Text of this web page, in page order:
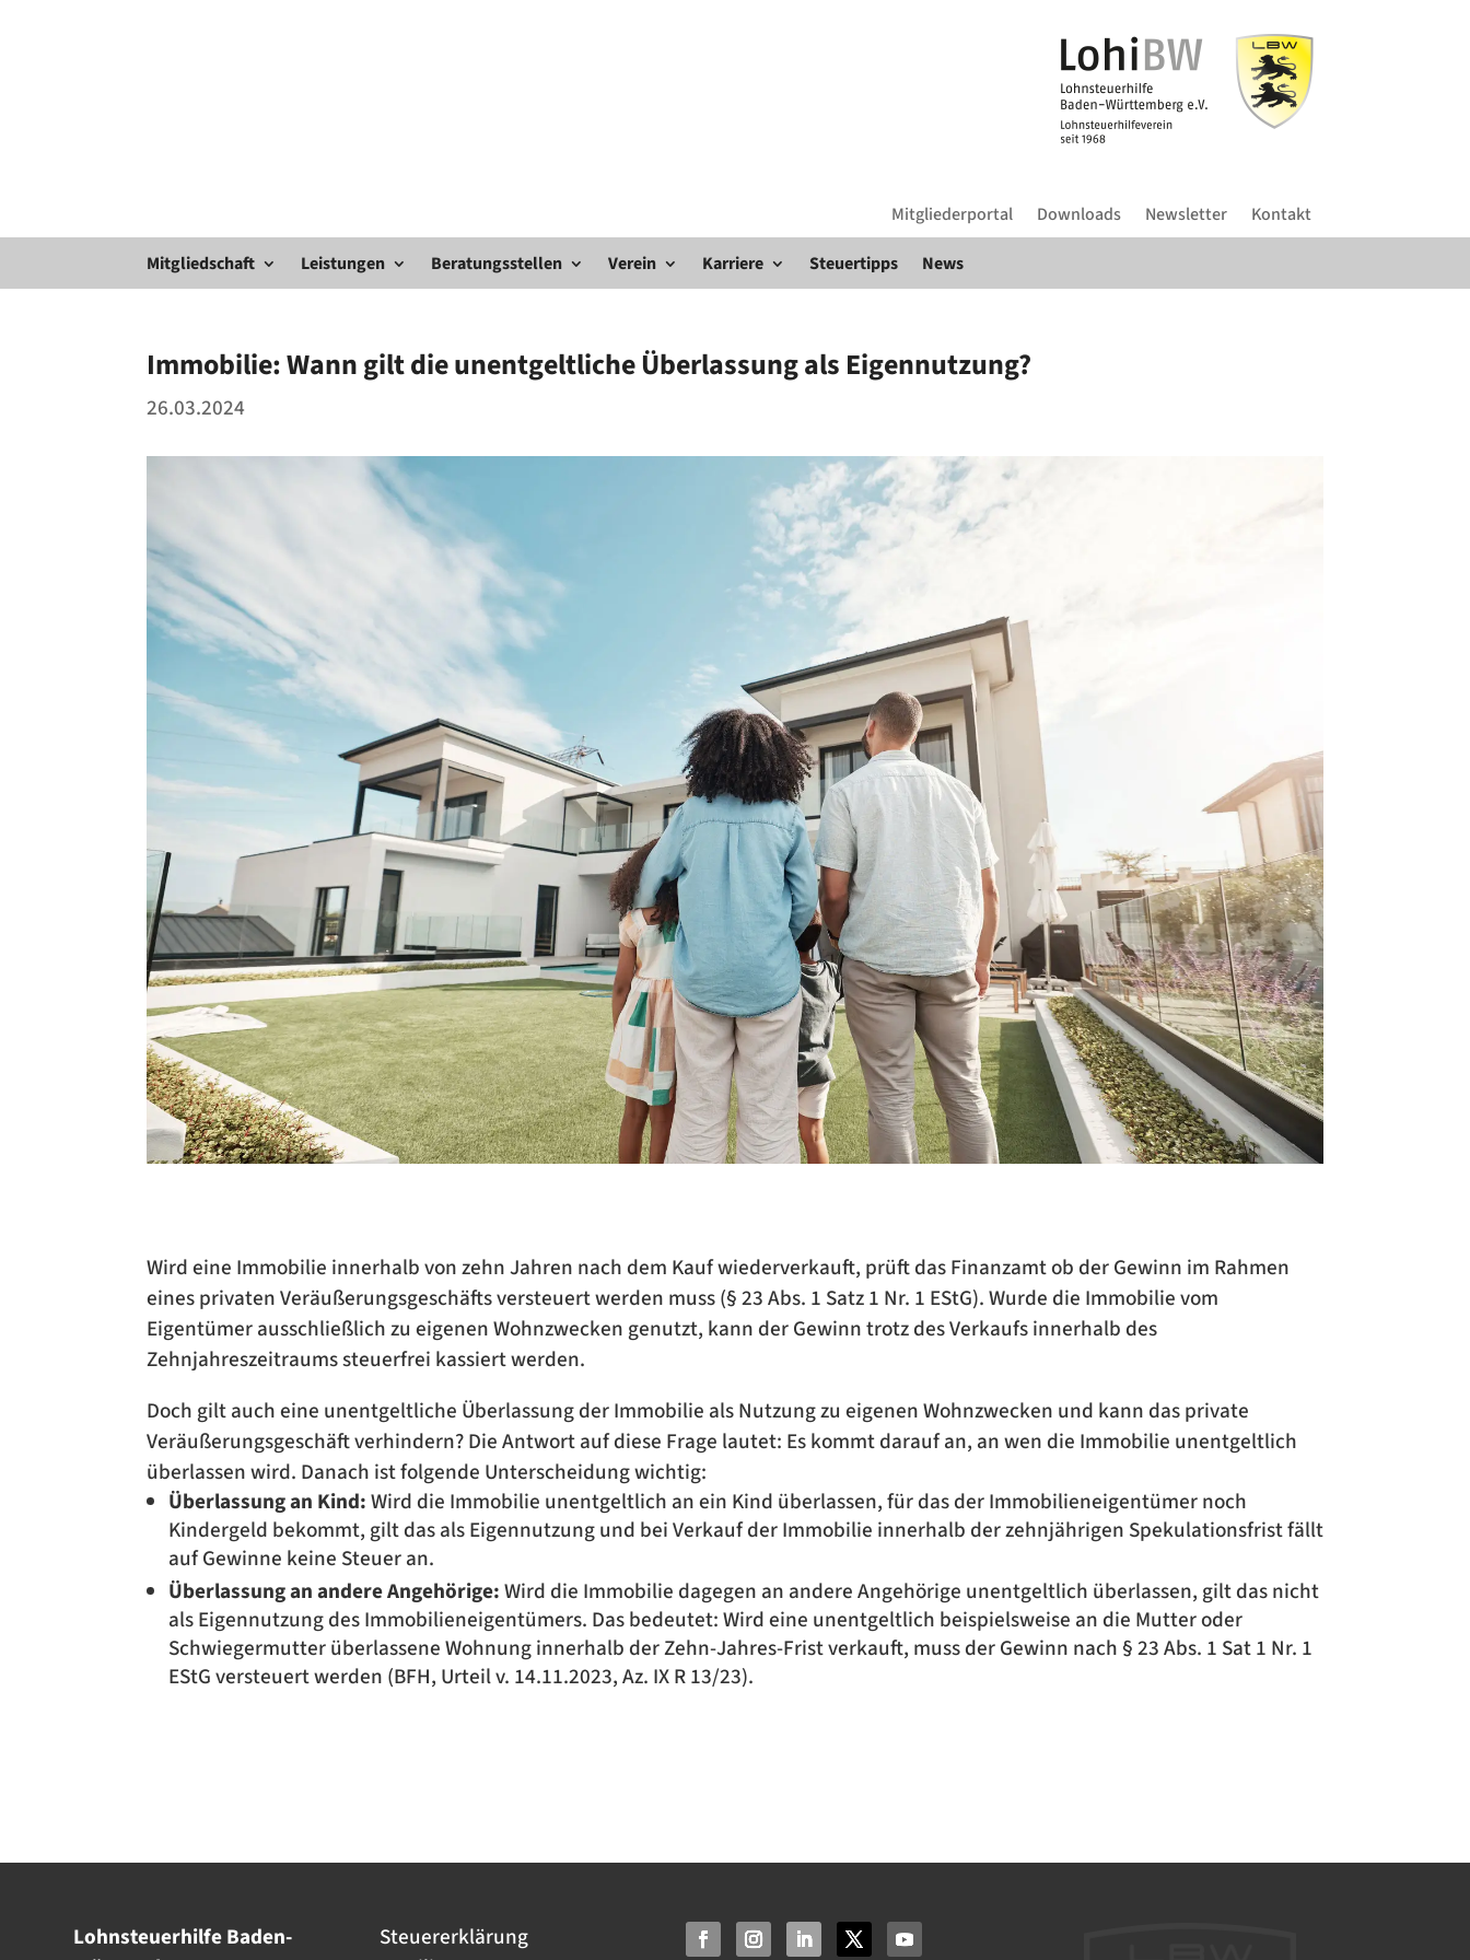
Mitgliederportal Downloads Newsletter Kontakt
Mitgliedschaft Leistungen Beratungsstellen Verein Karriere Steuertipps News
Immobilie: Wann gilt die unentgeltliche Überlassung als Eigennutzung?
26.03.2024
Wird eine Immobilie innerhalb von zehn Jahren nach dem Kauf wiederverkauft, prüft das Finanzamt ob der Gewinn im Rahmen
eines privaten Veräußerungsgeschäfts versteuert werden muss (§ 23 Abs. 1 Satz 1 Nr. 1 EStG). Wurde die Immobilie vom
Eigentümer ausschließlich zu eigenen Wohnzwecken genutzt, kann der Gewinn trotz des Verkaufs innerhalb des
Zehnjahreszeitraums steuerfrei kassiert werden.
Doch gilt auch eine unentgeltliche Überlassung der Immobilie als Nutzung zu eigenen Wohnzwecken und kann das private
Veräußerungsgeschäft verhindern? Die Antwort auf diese Frage lautet: Es kommt darauf an, an wen die Immobilie unentgeltlich
überlassen wird. Danach ist folgende Unterscheidung wichtig:
Überlassung an Kind:Wird die Immobilie unentgeltlich an ein Kind überlassen, für das der Immobilieneigentümer noch
Kindergeld bekommt, gilt das als Eigennutzung und bei Verkauf der Immobilie innerhalb der zehnjährigen Spekulationsfrist fällt
auf Gewinne keine Steuer an.
Überlassung an andere Angehörige:Wird die Immobilie dagegen an andere Angehörige unentgeltlich überlassen, gilt das nicht
als Eigennutzung des Immobilieneigentümers. Das bedeutet: Wird eine unentgeltlich beispielsweise an die Mutter oder
Schwiegermutter überlassene Wohnung innerhalb der Zehn-Jahres-Frist verkauft, muss der Gewinn nach § 23 Abs. 1 Sat 1 Nr. 1
EStG versteuert werden (BFH, Urteil v. 14.11.2023, Az. IX R 13/23).
Lohnsteuerhilfe Baden-
Steuererklärung